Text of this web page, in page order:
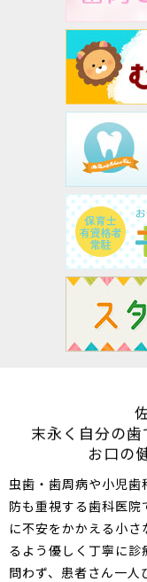
末永く自分の歯
お口の
虫歯 ・ 歯周病や小児歯
防も重視する歯科医院
に不安をかかえる小
るよう優しく丁寧に診
問わず、患者さん一